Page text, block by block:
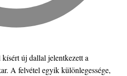
új dallal jelentkezett a
A felvétel egyik különlegessége,